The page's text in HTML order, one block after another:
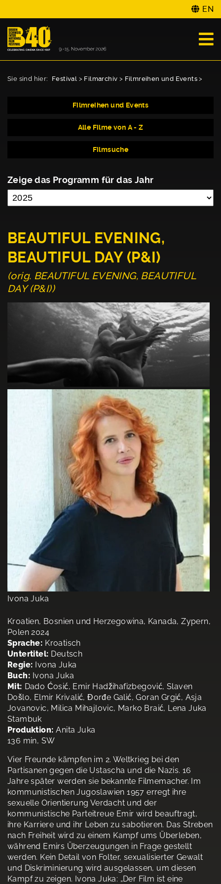
EN
Sie sind hier: Festival > Filmarchiv > Filmreihen und Events >
Filmreihen und Events
Alle Filme von A - Z
Filmsuche
Zeige das Programm für das Jahr
BEAUTIFUL EVENING,
BEAUTIFUL DAY (P&I)
(orig. BEAUTIFUL EVENING, BEAUTIFUL
DAY (P&I))
Ivona Juka
Kroatien, Bosnien und Herzegowina, Kanada, Zypern,
Polen 2024
Sprache: Kroatisch
Untertitel: Deutsch
Regie: Ivona Juka
Buch: Ivona Juka
Mit: Dado Ćosić, Emir Hadžihafizbegović, Slaven
Došlo, Elmir Krivalić, Đorđe Galić, Goran Grgić, Asja
Jovanovic, Milica Mihajlovic, Marko Braić, Lena Juka
Stambuk
Produktion: Anita Juka
136 min, SW
Vier Freunde kämpfen im 2. Weltkrieg bei den
Partisanen gegen die Ustascha und die Nazis. 16
Jahre später werden sie bekannte Filmemacher. Im
kommunistischen Jugoslawien 1957 erregt ihre
sexuelle Orientierung Verdacht und der
kommunistische Parteitreue Emir wird beauftragt,
ihre Karriere und ihr Leben zu sabotieren. Das Streben
nach Freiheit wird zu einem Kampf ums Überleben,
während Emirs Überzeugungen in Frage gestellt
werden. Kein Detail von Folter, sexualisierter Gewalt
und Diskriminierung wird ausgelassen, um diesen
Kampf zu zeigen. Ivona Juka: „Der Film ist eine